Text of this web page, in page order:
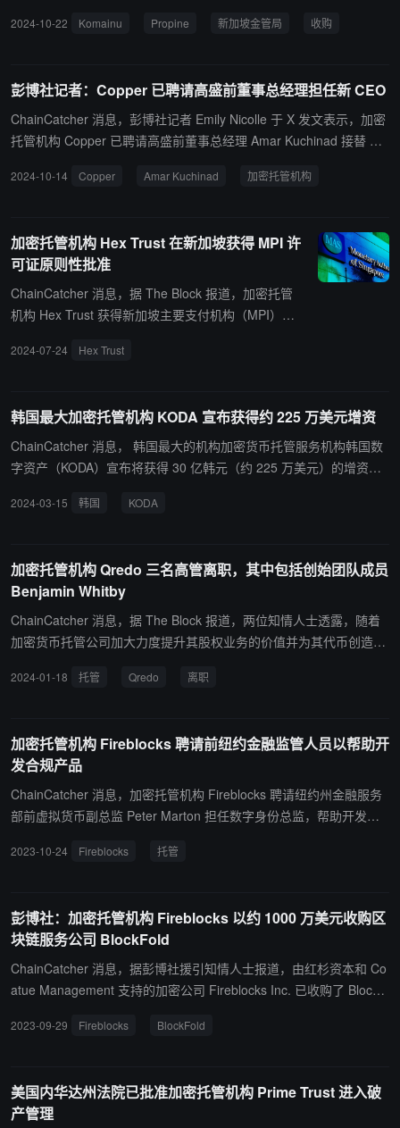
接受采访时表示，对 Propine 的收购正在等待新加坡金融管理局的批
服务许可证，并补充说，这是建立业务的绝对关键因素。Komainu 正
在加快在亚洲的扩张，过去几年，从新加坡到中国香港和日本等经济
体都建立了针对数字资产的监管制度。
2024-10-22 Komainu Propine 新加坡金管局 收购
彭博社记者：Copper 已聘请高盛前董事总经理担任新 CEO
ChainCatcher 消息，彭博社记者 Emily Nicolle 于 X 发文表示，加密
托管机构 Copper 已聘请高盛前董事总经理 Amar Kuchinad 接替 Dm
户，并在美国大举扩张。
2024-10-14 Copper Amar Kuchinad 加密托管机构
加密托管机构 Hex Trust 在新加坡获得 MPI 许
可证原则性批准
ChainCatcher 消息，据 The Block 报道，加密托管
机构 Hex Trust 获得新加坡主要支付机构（MPI）许
密货币托管和场外交易服务。 Hex Trust 此前于 202
2024-07-24 Hex Trust
韩国最大加密托管机构 KODA 宣布获得约 225 万美元增资
ChainCatcher 消息， 韩国最大的机构加密货币托管服务机构韩国数
字资产（KODA）宣布将获得 30 亿韩元（约 225 万美元）的增资。
ODA 是 KB 国民银行、区块链技术公司 Hatchlabs 和区块链投资公司
2024-03-15 韩国 KODA
加密托管机构 Qredo 三名高管离职，其中包括创始团队成员
Benjamin Whitby
ChainCatcher 消息，据 The Block 报道，两位知情人士透露，随着
加密货币托管公司加大力度提升其股权业务的价值并为其代币创造效
求其创始团队成员之一 Benjamin Whitby 离职，他最近的职务是战略
是 Qredo 的股东，"从第一天起就投入了资金"。此外，Qredo 亚太地
区主管 Dan Burke 辞职是为了寻找其他机会。Burke 证实了他的离
职，称他在 Qredo 的最后一个工作日是 1 月 26 日，Qredo 亚太区
销售总监 Dae Lee 将接替他。 Qredo 要求营销和运营副总裁 Luis V
edo 基金会，该基金会致力于提升 QRDO 代币的价值。Vaello 证实
2024-01-18 托管 Qredo 离职
加密托管机构 Fireblocks 聘请前纽约金融监管人员以帮助开
发合规产品
ChainCatcher 消息，加密托管机构 Fireblocks 聘请纽约州金融服务
部前虚拟货币副总监 Peter Marton 担任数字身份总监，帮助开发基
官 Jason Allegrante 汇报工作。 同时，曾与 Polygon 共同开发 Night
2023-10-24 Fireblocks 托管
彭博社：加密托管机构 Fireblocks 以约 1000 万美元收购区
块链服务公司 BlockFold
ChainCatcher 消息，据彭博社援引知情人士报道，由红杉资本和 Co
atue Management 支持的加密公司 Fireblocks Inc. 已收购了 BlockF
建基于区块链的系统。 消息人士表示，Fireblocks 为收购 BlockFold
机构合作，但它主要为他们提供托管技术方面的服务。这位人士表
示，收购 BlockFold 为其提供了一种快速扩大向此类客户提供产品范
2023-09-29 Fireblocks BlockFold
美国内华达州法院已批准加密托管机构 Prime Trust 进入破
产管理